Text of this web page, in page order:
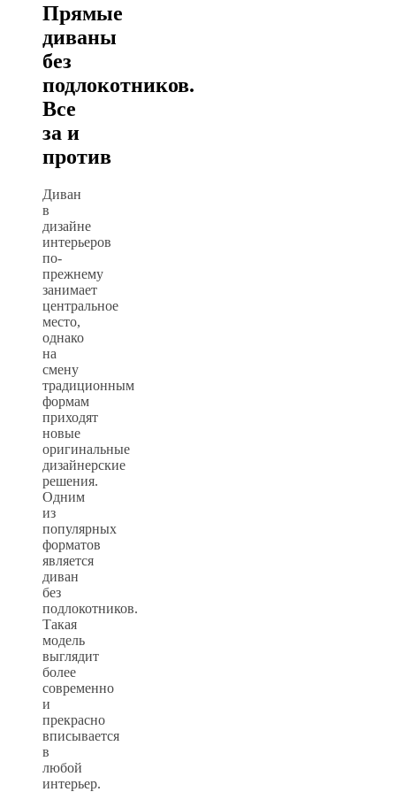
Прямые
диваны
без
подлокотников.
Все
за и
против
Диван
в
дизайне
интерьеров
по-
прежнему
занимает
центральное
место,
однако
на
смену
традиционным
формам
приходят
новые
оригинальные
дизайнерские
решения.
Одним
из
популярных
форматов
является
диван
без
подлокотников.
Такая
модель
выглядит
более
современно
и
прекрасно
вписывается
в
любой
интерьер.